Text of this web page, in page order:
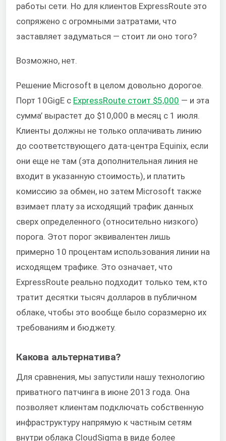
работы сети. Но для клиентов ExpressRoute это
сопряжено с огромными затратами, что
заставляет задуматься — стоит ли оно того?
Возможно, нет.
Решение Microsoft в целом довольно дорогое.
Порт 10GigE с ExpressRoute стоит $5,000 — и эта
сумма’ вырастет до $10,000 в месяц с 1 июля.
Клиенты должны не только оплачивать линию
до соответствующего дата-центра Equinix, если
они еще не там (эта дополнительная линия не
входит в указанную стоимость), и платить
комиссию за обмен, но затем Microsoft также
взимает плату за исходящий трафик данных
сверх определенного (относительно низкого)
порога. Этот порог эквивалентен лишь
примерно 10 процентам использования линии на
исходящем трафике. Это означает, что
ExpressRoute реально подходит только тем, кто
тратит десятки тысяч долларов в публичном
облаке, чтобы это вообще было соразмерно их
требованиям и бюджету.
Какова альтернатива?
Для сравнения, мы запустили нашу технологию
приватного патчинга в июне 2013 года. Она
позволяет клиентам подключать собственную
инфраструктуру напрямую к частным сетям
внутри облака CloudSigma в виде более